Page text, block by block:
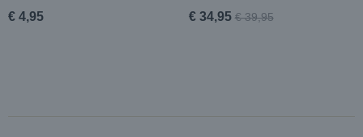
€ 4,95 € 34,95 € 39,95